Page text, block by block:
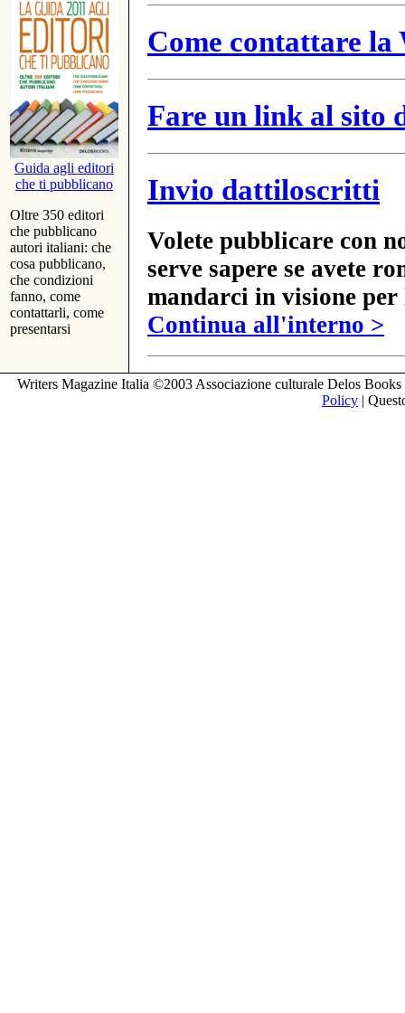
Guida agli editori
che ti pubblicano
Oltre 350 editori
che pubblicano
autori italiani: che
cosa pubblicano,
che condizioni
fanno, come
contattarli, come
presentarsi
Come contattare
Fare un link al sito
Invio dattiloscritti
Volete pubblicare con
serve sapere se avete
mandarci in visione
Continua all'interno >
Writers Magazine Italia ©2003 Associazione culturale Delos
Policy |